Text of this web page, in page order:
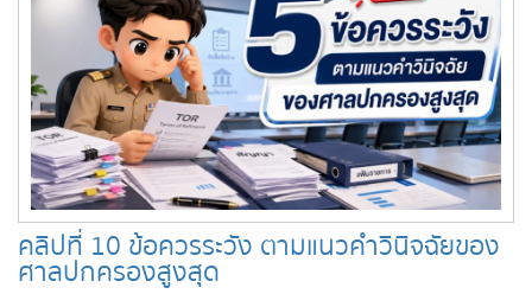
คลิปที่ 10 ข้อควรระวัง ตามแนวคำวินิจฉัยของ
ศาลปกครองสูงสุด